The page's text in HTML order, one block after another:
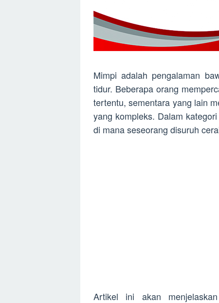
Mimpi adalah pengalaman
tidur. Beberapa orang
tertentu, sementara yang lain
yang kompleks. Dalam
di mana seseorang disuruh
Artikel ini akan